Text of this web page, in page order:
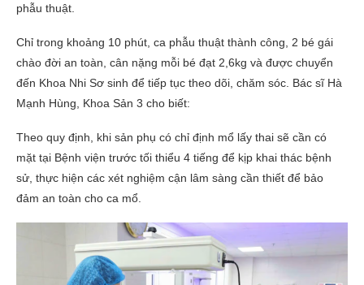
phẫu thuật.
Chỉ trong khoảng 10 phút, ca phẫu thuật thành công, 2 bé gái
chào đời an toàn, cân nặng mỗi bé đạt 2,6kg và được chuyển
đến Khoa Nhi Sơ sinh để tiếp tục theo dõi, chăm sóc. Bác sĩ Hà
Mạnh Hùng, Khoa Sản 3 cho biết:
Theo quy định, khi sản phụ có chỉ định mổ lấy thai sẽ cần có
mặt tại Bệnh viện trước tối thiểu 4 tiếng để kịp khai thác bệnh
sử, thực hiện các xét nghiệm cận lâm sàng cần thiết để bảo
đảm an toàn cho ca mổ.